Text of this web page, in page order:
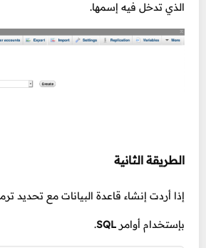
الذي تدخل فيه إسمها.
الطريقة الثانية
إذا أردت إنشاء قاعدة البيانات مع تحديد
بإستخدام أوامر SQL
.